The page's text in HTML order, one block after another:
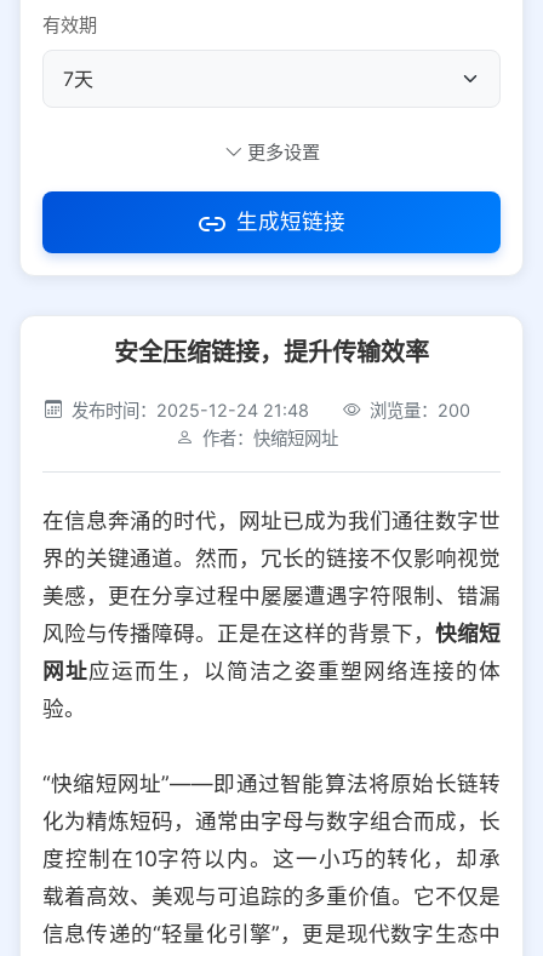
有效期
访问密码
社交平台 电商平台
选择防红平台类型，避免链接被拦截
iOS Android PC 其他
选择允许访问的平台类型
更多设置
生成短链接
安全压缩链接，提升传输效率
发布时间：2025-12-24 21:48
浏览量：200
作者：快缩短网址
在信息奔涌的时代，网址已成为我们通往数字世
界的关键通道。然而，冗长的链接不仅影响视觉
美感，更在分享过程中屡屡遭遇字符限制、错漏
风险与传播障碍。正是在这样的背景下， 快缩短
网址应运而生，以简洁之姿重塑网络连接的体
验。
“快缩短网址”——即通过智能算法将原始长链转
化为精炼短码，通常由字母与数字组合而成，长
度控制在10字符以内。这一小巧的转化，却承
载着高效、美观与可追踪的多重价值。它不仅是
信息传递的“轻量化引擎”，更是现代数字生态中